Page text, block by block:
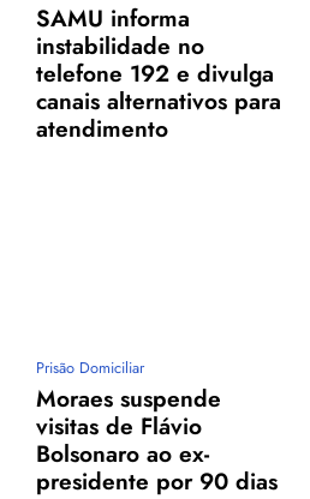
SAMU informa
instabilidade no
telefone 192 e divulga
canais alternativos para
atendimento
Prisão Domiciliar
Moraes suspende
visitas de Flávio
Bolsonaro ao ex-
presidente por 90 dias